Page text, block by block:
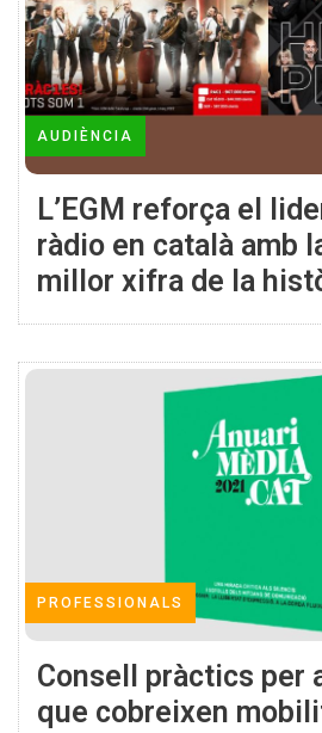
AUDIÈNCIA
L’EGM reforça el
ràdio en català amb
millor xifra de la
RAC1
PROFESSIONALS
Consell pràctics per
que cobreixen